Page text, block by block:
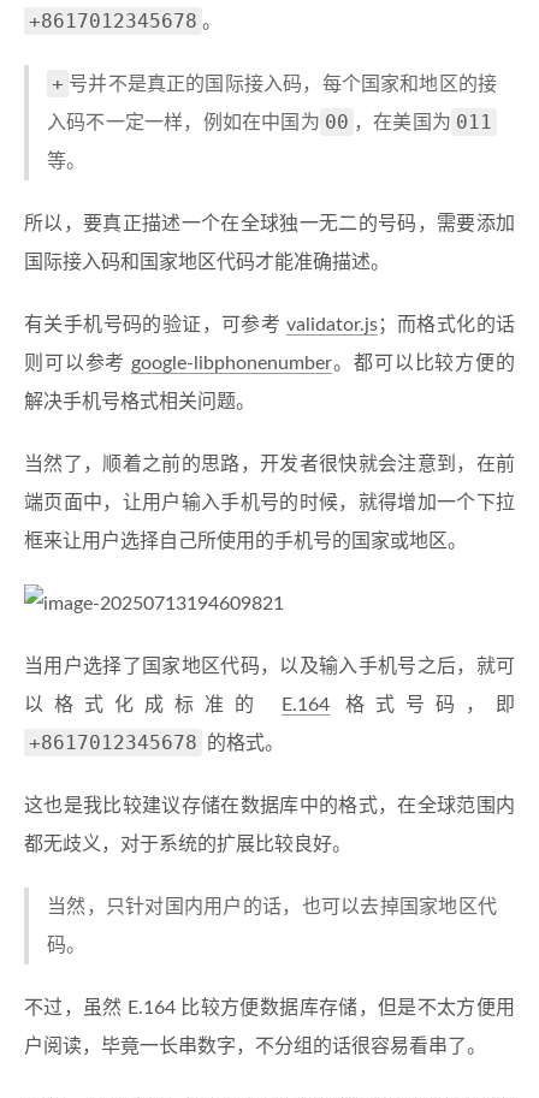
+8617012345678 。
+ 号并不是真正的国际接入码，每个国家和地区的接
入码不一定一样，例如在中国为 00 ，在美国为 011
等。
所以，要真正描述一个在全球独一无二的号码，需要添加
国际接入码和国家地区代码才能准确描述。
有关手机号码的验证，可参考 validator.js；而格式化的话
则可以参考 google-libphonenumber。都可以比较方便的
解决手机号格式相关问题。
当然了，顺着之前的思路，开发者很快就会注意到，在前
端页面中，让用户输入手机号的时候，就得增加一个下拉
框来让用户选择自己所使用的手机号的国家或地区。
当用户选择了国家地区代码，以及输入手机号之后，就可
以格式化成标准的
E.164格式号码，即
+8617012345678 的格式。
这也是我比较建议存储在数据库中的格式，在全球范围内
都无歧义，对于系统的扩展比较良好。
当然，只针对国内用户的话，也可以去掉国家地区代
码。
不过，虽然 E.164 比较方便数据库存储，但是不太方便用
户阅读，毕竟一长串数字，不分组的话很容易看串了。